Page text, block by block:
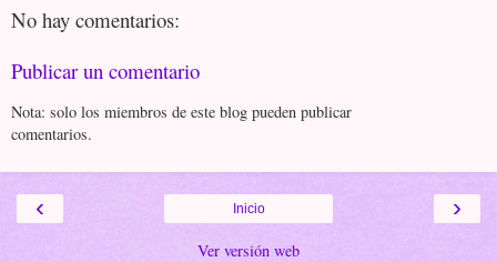
No hay comentarios:
Publicar un comentario
Nota: solo los miembros de este blog pueden publicar
comentarios.
‹ ›
Inicio
Ver versión web